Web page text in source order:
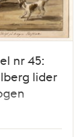
nr 45:
lider